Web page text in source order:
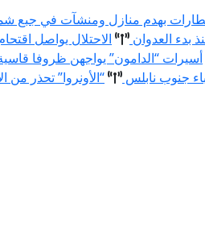
بهدم منازل ومنشآت في جبع
الاحتلال يواصل
أسيرات “الدامون” يواجهن ظروفا
جنوب نابلس “الأونروا” تحذر من